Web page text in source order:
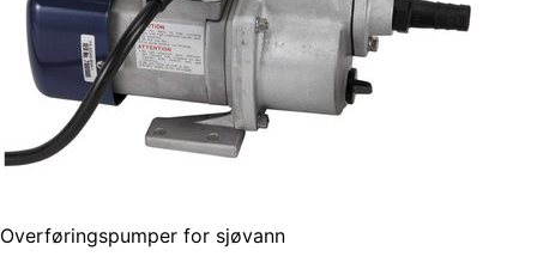
Overføringspumper for sjøvann